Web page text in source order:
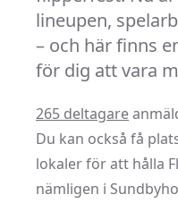
lineupen,
– och här finns
för dig att vara
265 deltagare
Du kan också få
lokaler för att hålla
nämligen i